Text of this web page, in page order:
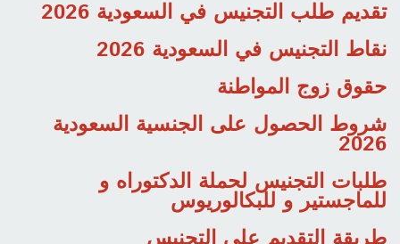
تقديم طلب التجنيس في السعودية 2026
نقاط التجنيس في السعودية 2026
حقوق زوج المواطنة
شروط الحصول على الجنسية السعودية
2026
طلبات التجنيس لحملة الدكتوراه و
للماجستير و للبكالوريوس